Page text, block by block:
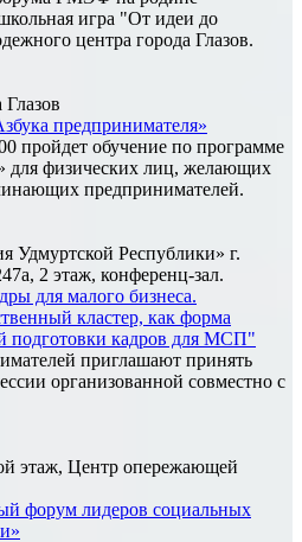
игра "От идеи до
центра города Глазов.
предпринимателя»
пройдет обучение по программе
для физических лиц, желающих
предпринимателей.
Удмуртской Республики» г.
2 этаж, конференц-зал.
для малого бизнеса.
кластер, как форма
подготовки кадров для МСП"
приглашают принять
организованной совместно с
этаж, Центр опережающей
форум лидеров социальных